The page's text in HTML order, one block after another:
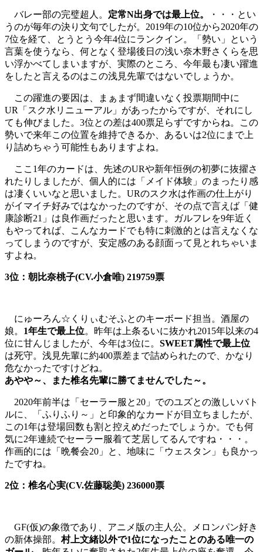
バレー部の完璧超人。 定常N出身では最上位。
・・・とい
うのが毎年の決り文句でしたが。2019年の10位から2020年の
7位を経て、とうとう今年4位にランクイン。「勢い」という
言葉を使うなら、何となく登場後日の浅い奈木野さくらを思
い浮かべてしまいますが、実際のところ、今年最も凄い躍進
をしたと言えるのはこの浅見先輩ではないでしょうか。
この躍進の要因は、まぁまず間違いなく投票期間中に
UR「スク水リニューアル」があったからですが、それにし
ても伸びました。3位との差は400票足らずですからね。この
勢いで来年この位置を維持できるか、あるいは2位にまで上
り詰めちゃう可能性もありますよね。
ここ1年のカードは、先述のURや新年恒例の初夢に抜擢さ
れたりしましたが、個人的には「メイド体験」のまったり感
は凄くいいなと思いました。URのスク水は作画の仕上がり
がイマイチ好みではなかったのですが、その点で言えば「健
康診断21」は良作画だったと思います。ガルフレを9年近く
もやってれば、こんなカードでも特に刺激的とは言えなくな
ってしまうのですが、安定感のある顔面って見とれちゃいま
すよね。
3位：朝比奈桃子(CV.小倉唯) 219759票
にゅーろん☆くりぃむそふとのキーボード担当。酒屋の
娘。 1年生で最上位。昨年は上条るいに抜かれ2015年以来の4
位に甘んじましたが、今年は3位に。 SWEET属性で最上位
は死守。浅見先輩に約400票差まで詰められたので、かなり
危なかったですけどね。
あやや～、また椎名先輩に勝てませんでした～。
2020年前半は「セーラー服と20」でのユズとの激しいバト
ルに、「ふりふり～」と印象的なカードが目立ちましたが、
この1年は登場回数も割と控えめだったでしょうか。でも何
気に2年連続でセーラー服着て芝居してるんですね・・・。
作画的には「晩餐会20」と、地味に「ウェスタン」も良かっ
たですね。
2位：椎名心実(CV.佐藤聡美) 236000票
GF(仮)の象徴であり、アニメ版の主人公。メロンパン好き
の新体操部。村上文緒以外で1位になったことのある唯一の